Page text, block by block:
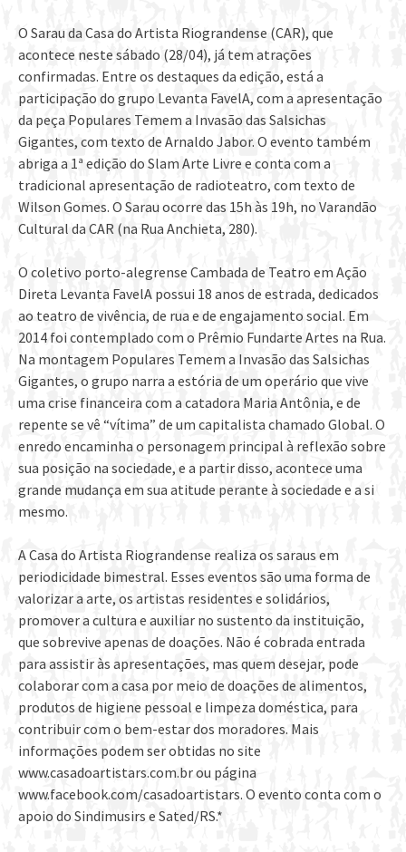
O Sarau da Casa do Artista Riograndense (CAR), que
acontece neste sábado (28/04), já tem atrações
confirmadas. Entre os destaques da edição, está a
participação do grupo Levanta FavelA, com a apresentação
da peça Populares Temem a Invasão das Salsichas
Gigantes, com texto de Arnaldo Jabor. O evento também
abriga a 1ª edição do Slam Arte Livre e conta com a
tradicional apresentação de radioteatro, com texto de
Wilson Gomes. O Sarau ocorre das 15h às 19h, no Varandão
Cultural da CAR (na Rua Anchieta, 280).
O coletivo porto-alegrense Cambada de Teatro em Ação
Direta Levanta FavelA possui 18 anos de estrada, dedicados
ao teatro de vivência, de rua e de engajamento social. Em
2014 foi contemplado com o Prêmio Fundarte Artes na Rua.
Na montagem Populares Temem a Invasão das Salsichas
Gigantes, o grupo narra a estória de um operário que vive
uma crise financeira com a catadora Maria Antônia, e de
repente se vê “vítima” de um capitalista chamado Global. O
enredo encaminha o personagem principal à reflexão sobre
sua posição na sociedade, e a partir disso, acontece uma
grande mudança em sua atitude perante à sociedade e a si
mesmo.
A Casa do Artista Riograndense realiza os saraus em
periodicidade bimestral. Esses eventos são uma forma de
valorizar a arte, os artistas residentes e solidários,
promover a cultura e auxiliar no sustento da instituição,
que sobrevive apenas de doações. Não é cobrada entrada
para assistir às apresentações, mas quem desejar, pode
colaborar com a casa por meio de doações de alimentos,
produtos de higiene pessoal e limpeza doméstica, para
contribuir com o bem-estar dos moradores. Mais
informações podem ser obtidas no site
www.casadoartistars.com.br ou página
www.facebook.com/casadoartistars. O evento conta com o
apoio do Sindimusirs e Sated/RS.*